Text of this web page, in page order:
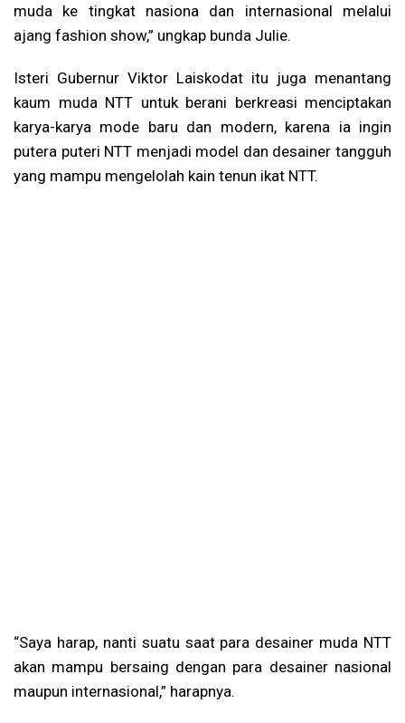
muda ke tingkat nasiona dan internasional melalui
ajang fashion show,” ungkap bunda Julie.
Isteri Gubernur Viktor Laiskodat itu juga menantang
kaum muda NTT untuk berani berkreasi menciptakan
karya-karya mode baru dan modern, karena ia ingin
putera puteri NTT menjadi model dan desainer tangguh
yang mampu mengelolah kain tenun ikat NTT.
“Saya harap, nanti suatu saat para desainer muda NTT
akan mampu bersaing dengan para desainer nasional
maupun internasional,” harapnya.